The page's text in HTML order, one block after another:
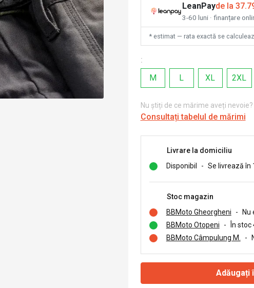
LeanPayde la
3-60 luni · finanțare
* estimat — rata exactă se
:
M
L XL 2XL
Nu știți de ce mărime aveți nevoie?
Consultați tabelul de mărimi
Livrare la domiciliu
Disponibil
- Se livrează în
Stoc magazin
BBMoto Gheorgheni
-
Nu
BBMoto Otopeni
-
În stoc
BBMoto Câmpulung M.
-
Adăugați